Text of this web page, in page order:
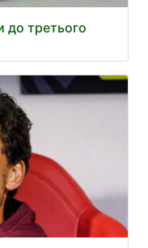
до третього